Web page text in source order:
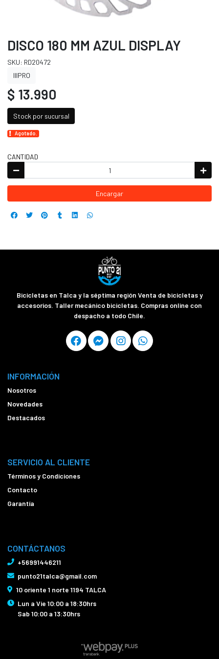
DISCO 180 MM AZUL DISPLAY
SKU: RD20472
IIIPRO
$ 13.990
Stock por sucursal
Agotado.
CANTIDAD
Encargar
Bicicletas en Talca y la séptima región Venta de bicicletas y
accesorios. Taller mecánico bicicletas. Compras online con
despacho a todo Chile.
INFORMACIÓN
Nosotros
Novedades
Destacados
SERVICIO AL CLIENTE
Términos y Condiciones
Contacto
Garantía
CONTÁCTANOS
+56991446211
punto21talca@gmail.com
10 oriente 1 norte 1194 TALCA
Lun a Vie 10:00 a 18:30hrs
Sab 10:00 a 13:30hrs